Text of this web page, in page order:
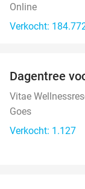
Online
Verkocht:
Dagentree
Vitae
Goes
Verkocht: 1.127